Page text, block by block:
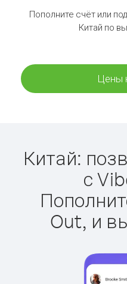
Пополните счёт или
Китай по
Цены
Китай:
с
Out, и